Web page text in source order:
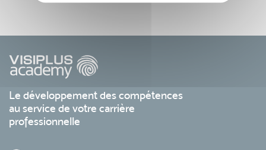
Le développement des compétences
au service de votre carrière
professionnelle